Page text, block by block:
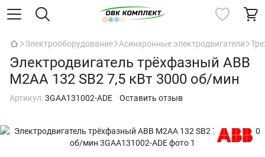
Электрооборудование Асинхронные электродвигатели
Электродвигатель трёхфазный ABB
M2AA 132 SB2 7,5 кВт 3000 об/мин
Артикул:3GAA131002-ADE Оставить отзыв